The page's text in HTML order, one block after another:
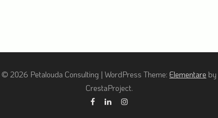
© 2026 Petalouda Consulting | WordPress Theme: Elementare by
CrestaProject.
Facebook
LinkedinInstagram